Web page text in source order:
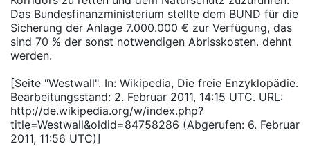
Das Bundesfinanzministerium stellte dem BUND für die
Sicherung der Anlage 7.000.000 € zur Verfügung, das
sind 70 % der sonst notwendigen Abrisskosten. dehnt
werden.
[Seite "Westwall". In: Wikipedia, Die freie Enzyklopädie.
Bearbeitungsstand: 2. Februar 2011, 14:15 UTC. URL:
http://de.wikipedia.org/w/index.php?
title=Westwall&oldid=84758286 (Abgerufen: 6. Februar
2011, 11:56 UTC)]